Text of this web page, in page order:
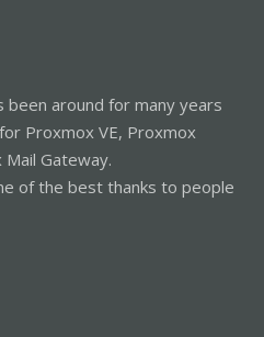
been around for many years
Proxmox VE, Proxmox
Gateway.
of the best thanks to people